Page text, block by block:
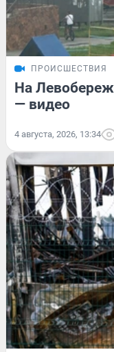
ПРОИСШЕСТВИЯ
На
— видео
4 августа, 2026, 13:34